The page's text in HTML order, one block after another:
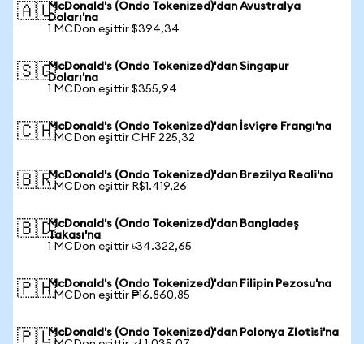
🇦🇺McDonald's (Ondo Tokenized)'dan Avustralya
Doları'na
1 MCDon eşittir $394,34
🇸🇬McDonald's (Ondo Tokenized)'dan Singapur
Doları'na
1 MCDon eşittir $355,94
🇨🇭McDonald's (Ondo Tokenized)'dan İsviçre Frangı'na
1 MCDon eşittir CHF 225,32
🇧🇷McDonald's (Ondo Tokenized)'dan Brezilya Reali'na
1 MCDon eşittir R$1.419,26
🇧🇩McDonald's (Ondo Tokenized)'dan Bangladeş
Takası'na
1 MCDon eşittir ৳34.322,65
🇵🇭McDonald's (Ondo Tokenized)'dan Filipin Pezosu'na
1 MCDon eşittir ₱16.860,85
🇵🇱McDonald's (Ondo Tokenized)'dan Polonya Zlotisi'na